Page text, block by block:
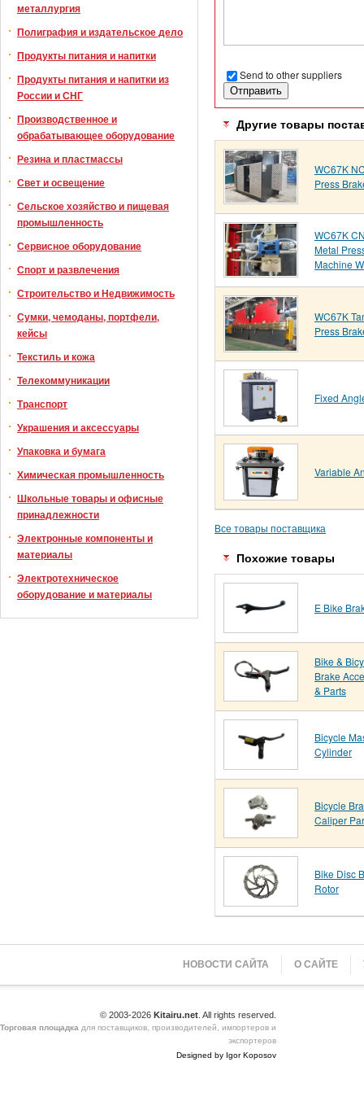
металлургия
Полиграфия и издательское дело
Продукты питания и напитки
Продукты питания и напитки из
России и СНГ
Производственное и
обрабатывающее оборудование
Резина и пластмассы
Свет и освещение
Сельское хозяйство и пищевая
промышленность
Сервисное оборудование
Спорт и развлечения
Строительство и Недвижимость
Сумки, чемоданы, портфели,
кейсы
Текстиль и кожа
Телекоммуникации
Транспорт
Украшения и аксессуары
Упаковка и бумага
Химическая промышленность
Школьные товары и офисные
принадлежности
Электронные компоненты и
материалы
Электротехническое
оборудование и материалы
Send to other suppliers
Другие товары
WC67K
Press
WC67K
Metal
Machine
WC67K
Press
Fixed
Variable
Все товары поставщика
Похожие товары
E Bike
Bike &
Brake
& Parts
Bicycle
Cylinder
Bicycle
Caliper
Bike Disc
Rotor
НОВОСТИ САЙТА О САЙТЕ
© 2003-2026 Kitairu.net . All rights reserved.
Торговая площадка для поставщиков, производителей, импортеров и
экспортеров
Designed by Igor Koposov